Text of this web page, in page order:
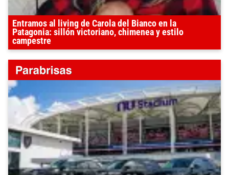
Entramos al living de Carola del Bianco en la
Patagonia: sillón victoriano, chimenea y estilo
campestre